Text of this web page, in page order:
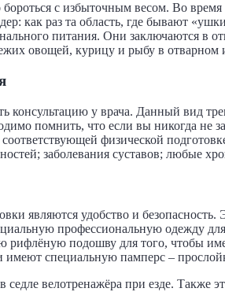
с избыточным весом. Во
как раз та область, где бывают
питания. Они заключаются в
овощей, курицу и рыбу в
консультацию у врача. Данный вид
помнить, что если вы никогда
физической
заболевания суставов; любые
являются удобство и
профессиональную одежду
рифлёную подошву для того, чтобы
специальную памперс –
седле велотренажёра при езде.